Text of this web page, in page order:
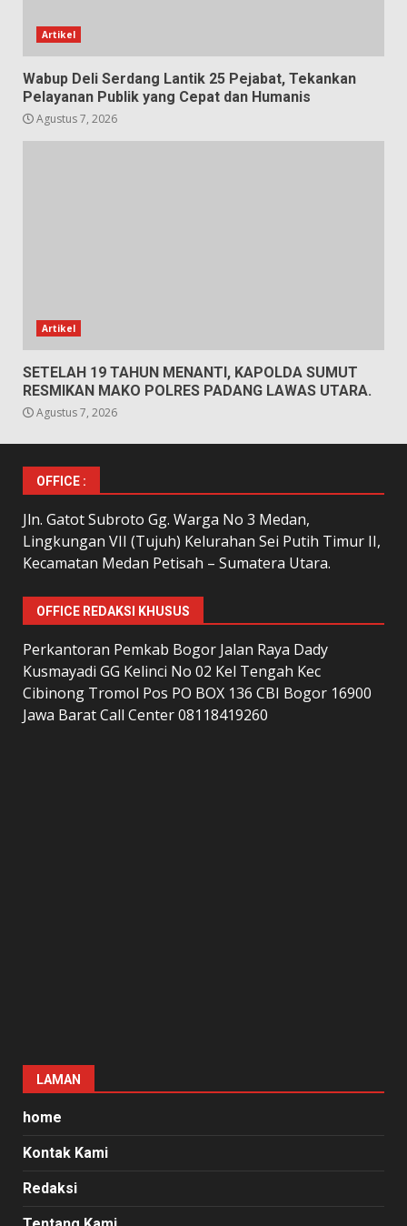
Artikel
Wabup Deli Serdang Lantik 25 Pejabat, Tekankan
Pelayanan Publik yang Cepat dan Humanis
Agustus 7, 2026
Artikel
SETELAH 19 TAHUN MENANTI, KAPOLDA SUMUT
RESMIKAN MAKO POLRES PADANG LAWAS UTARA.
Agustus 7, 2026
OFFICE :
Jln. Gatot Subroto Gg. Warga No 3 Medan,
Lingkungan VII (Tujuh) Kelurahan Sei Putih Timur II,
Kecamatan Medan Petisah – Sumatera Utara.
OFFICE REDAKSI KHUSUS
Perkantoran Pemkab Bogor Jalan Raya Dady
Kusmayadi GG Kelinci No 02 Kel Tengah Kec
Cibinong Tromol Pos PO BOX 136 CBI Bogor 16900
Jawa Barat Call Center 08118419260
LAMAN
home
Kontak Kami
Redaksi